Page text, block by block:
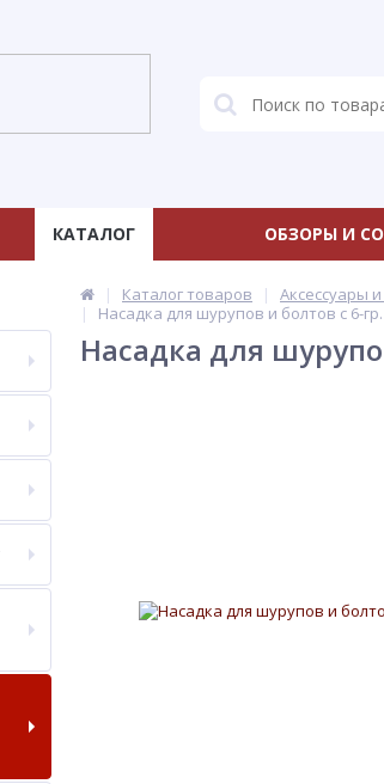
КАТАЛОГ ОБЗОРЫ И
Каталог товаров Аксессуары
Насадка для шурупов и болтов с 6-
Насадка для